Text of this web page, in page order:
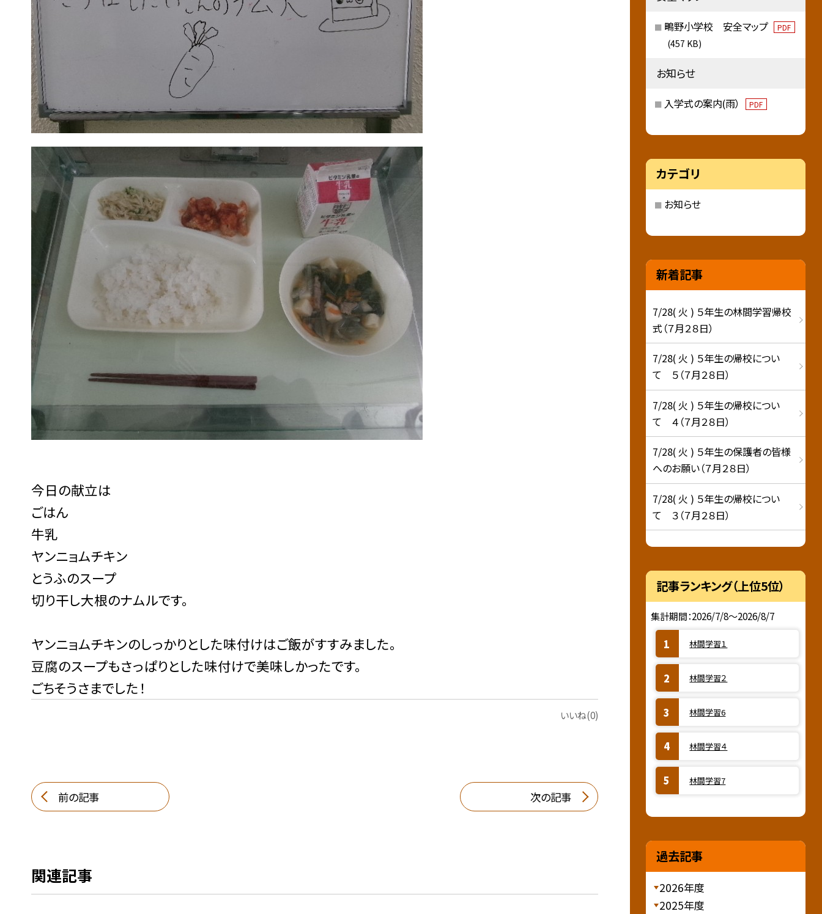
今日の献立は
ごはん
牛乳
ヤンニョムチキン
とうふのスープ
切り干し大根のナムルです。
ヤンニョムチキンのしっかりとした味付けはご飯がすすみました。
豆腐のスープもさっぱりとした味付けで美味しかったです。
ごちそうさまでした！
いいね(0)
前の記事 次の記事
関連記事
鴫野小学校 安全マップ PDF
(457 KB)
お知らせ
入学式の案内(雨） PDF
カテゴリ
お知らせ
新着記事
7/28( 火 ) ５年生の林間学習帰校
式（７月２８日）
7/28( 火 ) ５年生の帰校につい
て ５（７月２８日）
7/28( 火 ) ５年生の帰校につい
て ４（７月２８日）
7/28( 火 ) ５年生の保護者の皆様
へのお願い（７月２８日）
7/28( 火 ) ５年生の帰校につい
て ３（７月２８日）
記事ランキング（上位5位）
集計期間：2026/7/8～2026/8/7
林間学習１
林間学習２
林間学習6
林間学習４
林間学習7
過去記事
2026年度
2025年度